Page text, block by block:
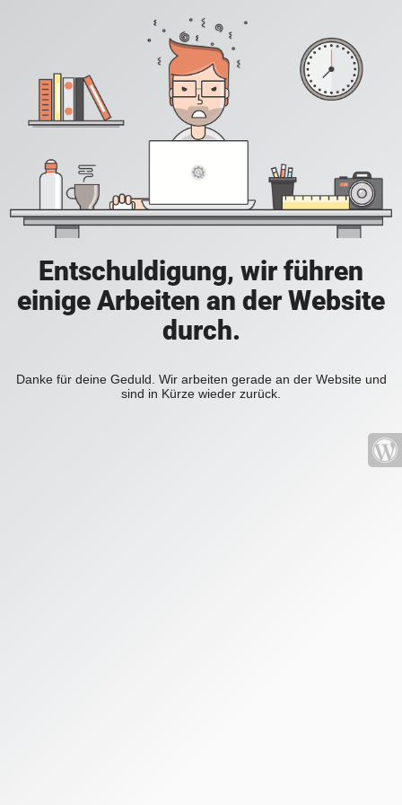
Entschuldigung, wir führen
einige Arbeiten an der Website
durch.
Danke für deine Geduld. Wir arbeiten gerade an der Website und
sind in Kürze wieder zurück.